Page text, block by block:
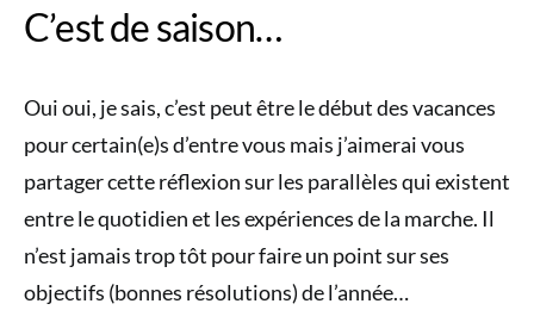
C’est de saison…
Oui oui, je sais, c’est peut être le début des vacances
pour certain(e)s d’entre vous mais j’aimerai vous
partager cette réflexion sur les parallèles qui existent
entre le quotidien et les expériences de la marche. Il
n’est jamais trop tôt pour faire un point sur ses
objectifs (bonnes résolutions) de l’année…